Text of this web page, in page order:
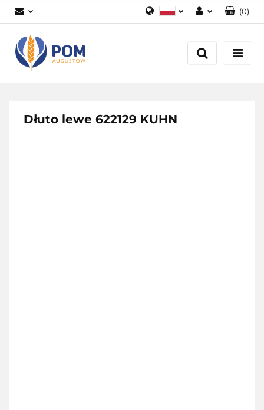
Zaloguj się
Załóż konto
(0)
Dłuto lewe 622129 KUHN